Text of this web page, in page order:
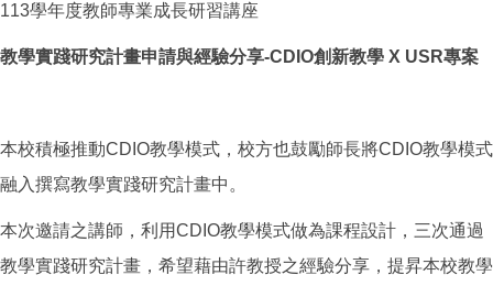
113學年度教師專業成長研習講座
教學實踐研究計畫申請與經驗分享-CDIO創新教學 X USR專案
本校積極推動CDIO教學模式，校方也鼓勵師長將CDIO教學模式
融入撰寫教學實踐研究計畫中。
本次邀請之講師，利用CDIO教學模式做為課程設計，三次通過
教學實踐研究計畫，希望藉由許教授之經驗分享，提昇本校教學